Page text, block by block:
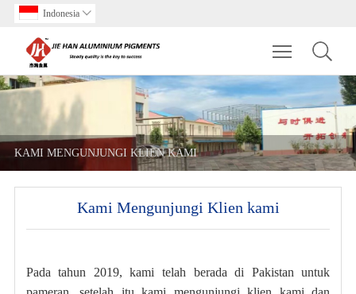
Indonesia 
Toggle
KAMI MENGUNJUNGI KLIEN KAMI
Kami Mengunjungi Klien kami
Pada tahun 2019, kami telah berada di Pakistan untuk